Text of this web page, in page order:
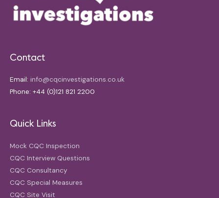
Contact
Email: info@cqcinvestigations.co.uk
Phone: +44 (0)121 821 2200
Quick Links
Mock CQC Inspection
CQC Interview Questions
CQC Consultancy
CQC Special Measures
CQC Site Visit